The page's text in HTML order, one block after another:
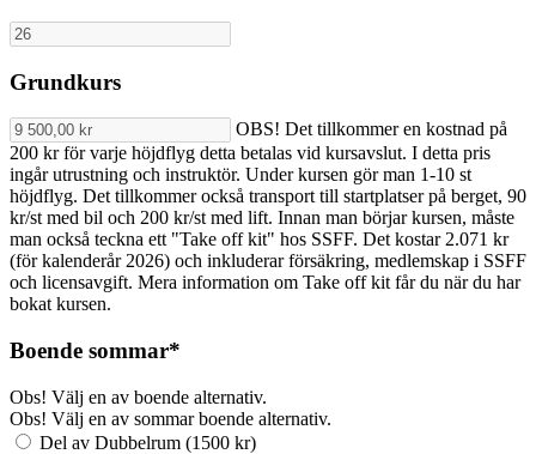
Grundkurs
OBS! Det tillkommer en kostnad på
200 kr för varje höjdflyg detta betalas vid kursavslut. I detta pris
ingår utrustning och instruktör. Under kursen gör man 1-10 st
höjdflyg. Det tillkommer också transport till startplatser på berget, 90
kr/st med bil och 200 kr/st med lift. Innan man börjar kursen, måste
man också teckna ett "Take off kit" hos SSFF. Det kostar 2.071 kr
(för kalenderår 2026) och inkluderar försäkring, medlemskap i SSFF
och licensavgift. Mera information om Take off kit får du när du har
bokat kursen.
Boende sommar*
Obs! Välj en av boende alternativ.
Obs! Välj en av sommar boende alternativ.
Del av Dubbelrum (1500 kr)